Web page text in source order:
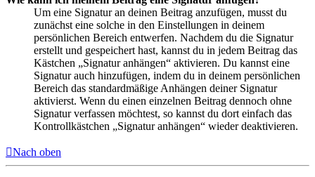
Um eine Signatur an deinen Beitrag anzufügen, musst du
zunächst eine solche in den Einstellungen in deinem
persönlichen Bereich entwerfen. Nachdem du die Signatur
erstellt und gespeichert hast, kannst du in jedem Beitrag das
Kästchen „Signatur anhängen“ aktivieren. Du kannst eine
Signatur auch hinzufügen, indem du in deinem persönlichen
Bereich das standardmäßige Anhängen deiner Signatur
aktivierst. Wenn du einen einzelnen Beitrag dennoch ohne
Signatur verfassen möchtest, so kannst du dort einfach das
Kontrollkästchen „Signatur anhängen“ wieder deaktivieren.
Nach oben